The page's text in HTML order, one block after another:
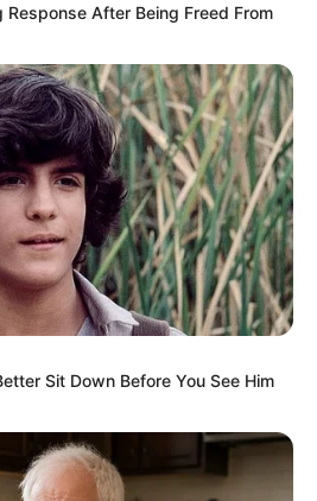
Won't Believe Exist
Response After Being Freed From
Sit Down Before You See Him